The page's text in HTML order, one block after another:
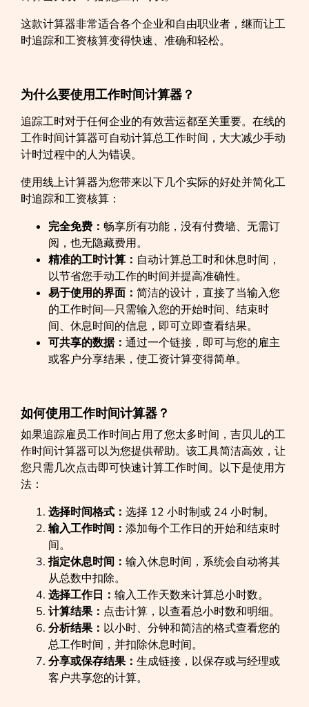
这款计算器非常适合各个企业和自由职业者，继而让工
时追踪和工资核算变得快速、准确和轻松。
为什么要使用工作时间计算器？
追踪工时对于任何企业的有效营运都至关重要。在线的
工作时间计算器可自动计算总工作时间，大大减少手动
计时过程中的人为错误。
使用线上计算器为您带来以下几个实际的好处并简化工
时追踪和工资核算：
完全免费： 畅享所有功能，没有付费墙、无需订
阅，也无隐藏费用。
精准的工时计算： 自动计算总工时和休息时间，
以节省您手动工作的时间并提高准确性。
易于使用的界面： 简洁的设计，直接了当输入您
的工作时间—只需输入您的开始时间、结束时
间、休息时间的信息，即可立即查看结果。
可共享的数据： 通过一个链接，即可与您的雇主
或客户分享结果，使工资计算变得简单。
如何使用工作时间计算器？
如果追踪雇员工作时间占用了您太多时间，吉贝儿的工
作时间计算器可以为您提供帮助。该工具简洁高效，让
您只需几次点击即可快速计算工作时间。以下是使用方
法：
选择时间格式： 选择 12 小时制或 24 小时制。
输入工作时间： 添加每个工作日的开始和结束时
间。
指定休息时间： 输入休息时间，系统会自动将其
从总数中扣除。
选择工作日： 输入工作天数来计算总小时数。
计算结果： 点击计算，以查看总小时数和明细。
分析结果： 以小时、分钟和简洁的格式查看您的
总工作时间，并扣除休息时间。
分享或保存结果： 生成链接，以保存或与经理或
客户共享您的计算。